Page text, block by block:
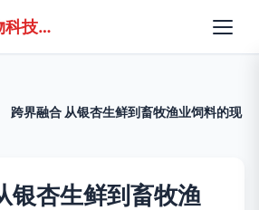
六盘水德莱尔生物科技有限公司
跨界融合 从银杏生鲜到畜牧渔业饲料的现
银杏生鲜到畜牧渔